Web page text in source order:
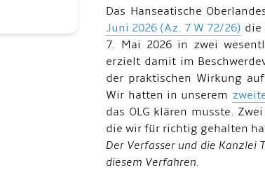
Das Hanseatische
Juni 2026 (Az. 7 W 72/26) die
7. Mai 2026 in zwei
erzielt damit im
der praktischen Wirkung
Wir hatten in unserem
das OLG klären musste.
die wir für richtig gehalten
Der Verfasser und die Kanzlei
diesem Verfahren.